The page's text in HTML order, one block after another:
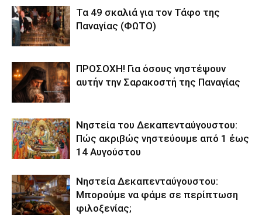
Τα 49 σκαλιά για τον Τάφο της
Παναγίας (ΦΩΤΟ)
ΠΡΟΣΟΧΗ! Για όσους νηστέψουν
αυτήν την Σαρακοστή της Παναγίας
Νηστεία του Δεκαπενταύγουστου:
Πώς ακριβώς νηστεύουμε από 1 έως
14 Αυγούστου
Νηστεία Δεκαπενταύγουστου:
Μπορούμε να φάμε σε περίπτωση
φιλοξενίας;